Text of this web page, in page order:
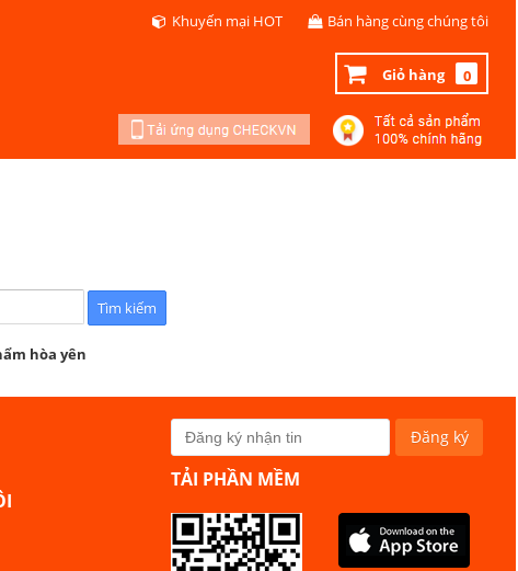
Khuyến mại HOT Bán hàng cùng chúng tôi
Giỏ hàng 0
hòa yên
TẢI PHẦN MỀM